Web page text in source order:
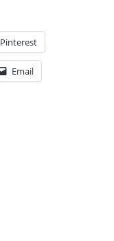
Pinterest
Email